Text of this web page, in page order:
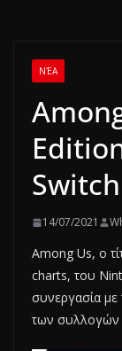
ΝΈΑ
Switch
14/07/2021
Among Us, ο
charts, του
συνεργασία με
των συλλογών